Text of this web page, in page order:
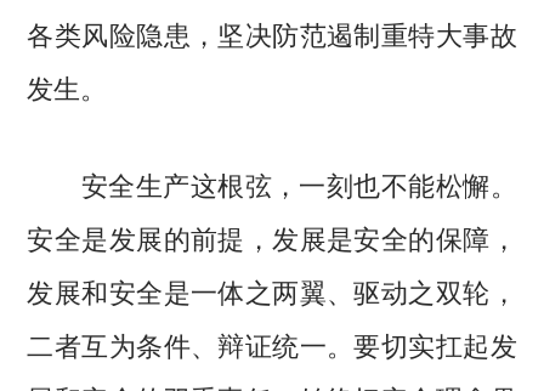
各类风险隐患，坚决防范遏制重特大事故
发生。
安全生产这根弦，一刻也不能松懈。
安全是发展的前提，发展是安全的保障，
发展和安全是一体之两翼、驱动之双轮，
二者互为条件、辩证统一。要切实扛起发